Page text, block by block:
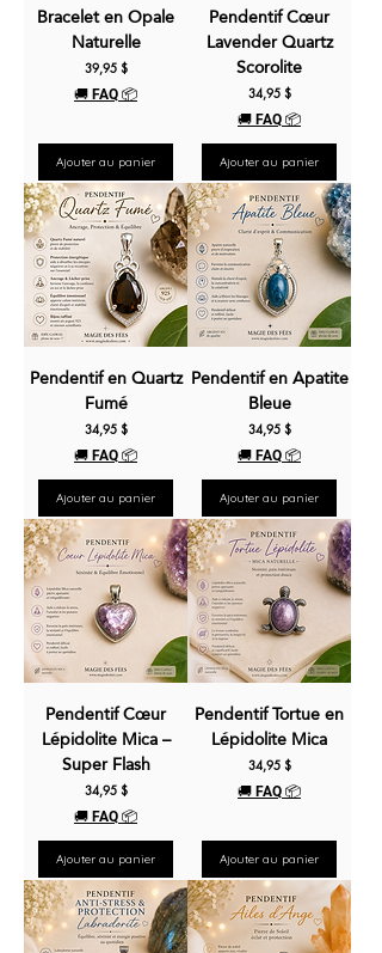
Bracelet en Opale
Naturelle
Prix
39,95 $
🚚 FAQ 📦
Ajouter au panier
Pendentif Cœur
Lavender Quartz
Scorolite
Prix
34,95 $
🚚 FAQ 📦
Ajouter au panier
Pendentif en Quartz
Fumé
Prix
34,95 $
🚚 FAQ 📦
Ajouter au panier
Pendentif en Apatite
Bleue
Prix
34,95 $
🚚 FAQ 📦
Ajouter au panier
Pendentif Cœur
Lépidolite Mica –
Super Flash
Prix
34,95 $
🚚 FAQ 📦
Ajouter au panier
Pendentif Tortue en
Lépidolite Mica
Prix
34,95 $
🚚 FAQ 📦
Ajouter au panier